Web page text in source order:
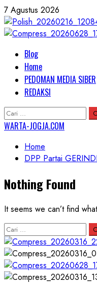
Skip
to
content
7 Agustus 2026
Primary
Menu
Blog
Home
PEDOMAN MEDIA SIBER
REDAKSI
Cari
untuk:
WARTA-JOGJA.COM
Home
DPP Partai
Nothing Found
It seems we can’t find
Cari
untuk: